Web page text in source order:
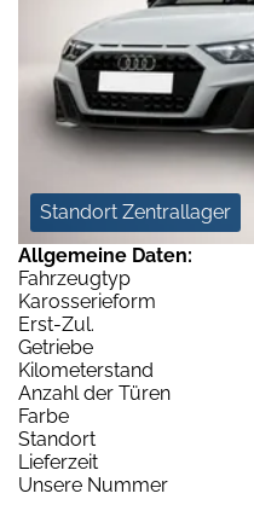
Standort Zentrallager
Allgemeine Daten:
Fahrzeugtyp
Karosserieform
Erst-Zul.
Getriebe
Kilometerstand
Anzahl der Türen
Farbe
Standort
Lieferzeit
Unsere Nummer